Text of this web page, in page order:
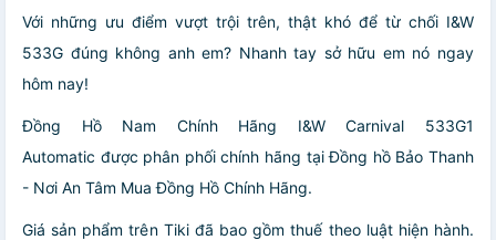
Với những ưu điểm vượt trội trên, thật khó để từ chối I&W
533G đúng không anh em? Nhanh tay sở hữu em nó ngay
hôm nay!
Đồng Hồ Nam Chính Hãng I&W Carnival 533G1
Automatic được phân phối chính hãng tại Đồng hồ Bảo Thanh
- Nơi An Tâm Mua Đồng Hồ Chính Hãng.
Giá sản phẩm trên Tiki đã bao gồm thuế theo luật hiện hành.